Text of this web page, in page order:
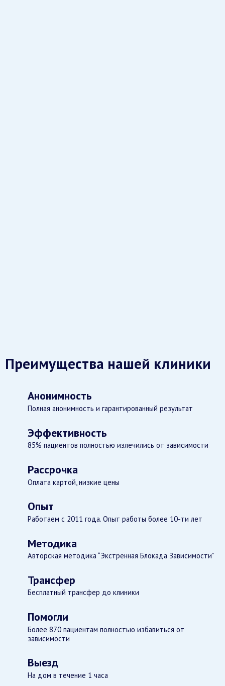
Преимущества нашей клиники
Анонимность
Полная анонимность и гарантированный результат
Эффективность
85% пациентов полностью излечились от зависимости
Рассрочка
Оплата картой, низкие цены
Опыт
Работаем с 2011 года. Опыт работы более 10-ти лет
Методика
Авторская методика “Экстренная Блокада Зависимости”
Трансфер
Бесплатный трансфер до клиники
Помогли
Более 870 пациентам полностью избавиться от
зависимости
Выезд
На дом в течение 1 часа